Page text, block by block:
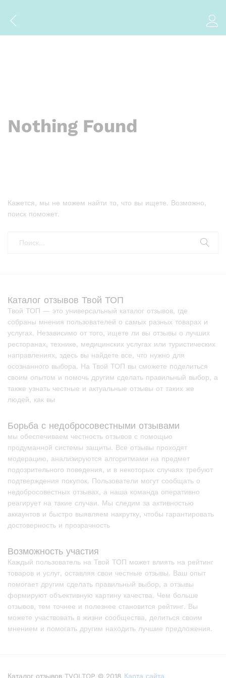
Nothing Found
Кажется, мы не можем найти то, что вы ищете. Возможно,
поиск поможет.
Каталог отзывов Твой ТОП
Твой ТОП — это универсальный каталог отзывов, где
собраны мнения пользователей о самых разных товарах и
услугах. Независимо от того, ищете ли вы отзывы о лучших
ресторанах, технике, медицинских услугах или туристических
направлениях, здесь вы найдете все, что нужно для
осознанного выбора. На Твой ТОП вы сможете поделиться
своим опытом и помочь другим сделать правильный выбор, а
также узнать честные и актуальные отзывы от таких же
людей, как вы
Борьба с недобросовестными отзывами
мы обеспечиваем честность отзывов с помощью
продуманной системы защиты. Все отзывы проходят
модерацию, анализируются алгоритмами на предмет
подозрительного поведения, и в некоторых случаях требуют
подтверждения покупок. Пользователи могут сообщать о
недобросовестных отзывах, а наша команда оперативно
реагирует на такие случаи. Мы следим за активностью
аккаунтов и быстро выявляем накрутку, чтобы гарантировать
достоверность и прозрачность
Возможность участия
Каждый пользователь на Твой ТОП может влиять на рейтинг
товаров и услуг, оставляя свои честные отзывы. Ваш опыт
помогает другим сделать правильный выбор, а отзывы
формируют объективную картину качества. Чем больше
отзывов, тем точнее и полезнее становится рейтинг. Вы
можете участвовать в жизни сообщества, делиться своим
мнением и помогать другим находить лучшие предложения.
Каталог отзывов TVOI.TOP © 2018 Карта сайта